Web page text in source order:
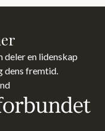
deler en lidenskap
dens fremtid.